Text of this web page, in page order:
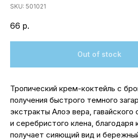
SKU: 501021
66 р.
Out of stock
Тропический крем-коктейль с
получения быстрого темного
экстракты Алоэ вера, гавайского
и серебристого клена,
получает сияющий вид и